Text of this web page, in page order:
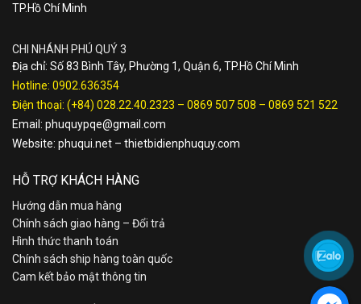
TP.Hồ Chí Minh
CHI NHÁNH PHÚ QUÝ 3
Địa chỉ: Số 83 Bình Tây, Phường 1, Quận 6, TP.Hồ Chí Minh
Hotline: 0902.636354
Điện thoại: (+84) 028.22.40.2323 – 0869 507 508 – 0869 521 522
Email: phuquypqe@gmail.com
Website: phuqui.net – thietbidienphuquy.com
HỖ TRỢ KHÁCH HÀNG
Hướng dẫn mua hàng
Chính sách giao hàng – Đổi trả
Hình thức thanh toán
Chính sách ship hàng toàn quốc
Cam kết bảo mật thông tin